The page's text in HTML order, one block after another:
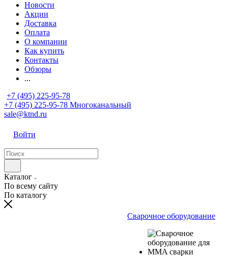
Новости
Акции
Доставка
Оплата
О компании
Как купить
Контакты
Обзоры
...
+7 (495) 225-95-78
+7 (495) 225-95-78 Многоканальный
sale@ktnd.ru
Войти
Каталог
По всему сайту
По каталогу
Сварочное оборудование